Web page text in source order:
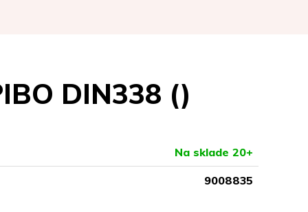
DIN338 ()
Na sklade 20+
9008835